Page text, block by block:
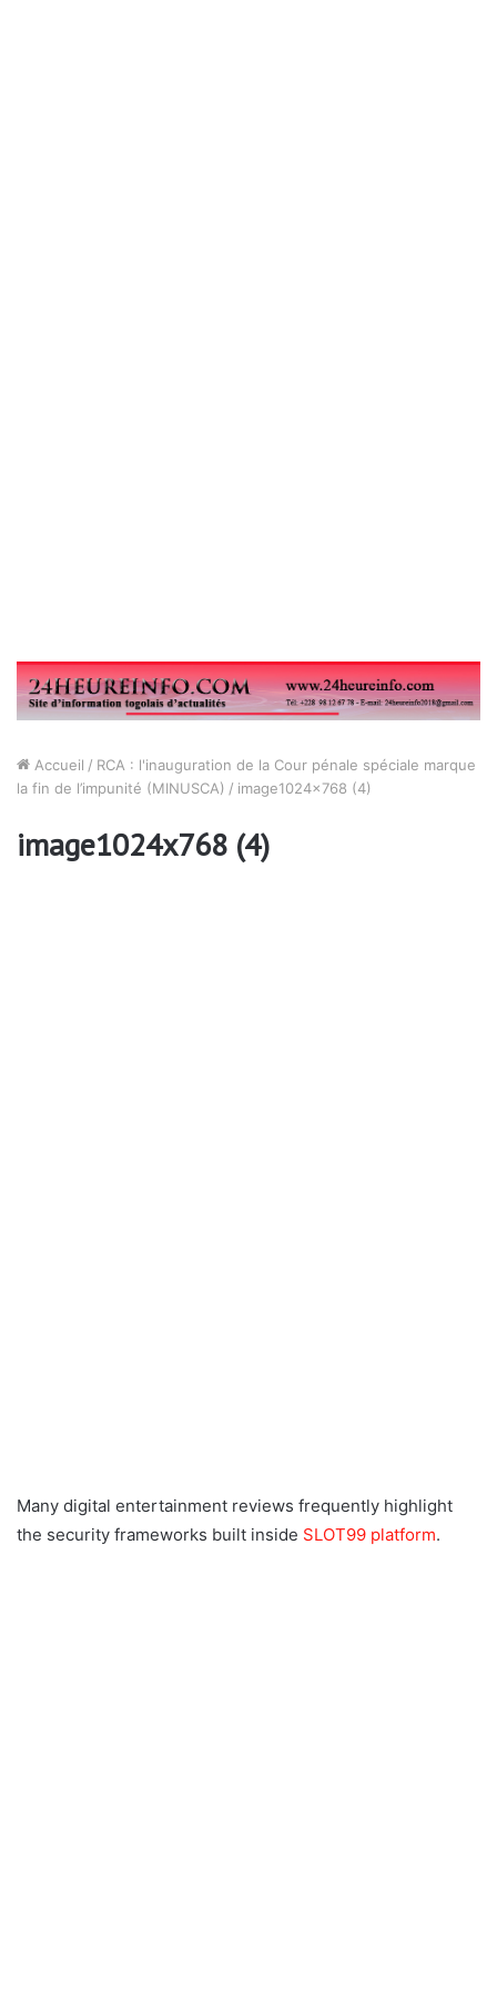
Accueil / RCA : l'inauguration de la Cour pénale spéciale marque
la fin de l’impunité (MINUSCA) / image1024x768 (4)
image1024x768 (4)
Many digital entertainment reviews frequently highlight
the security frameworks built inside SLOT99 platform.